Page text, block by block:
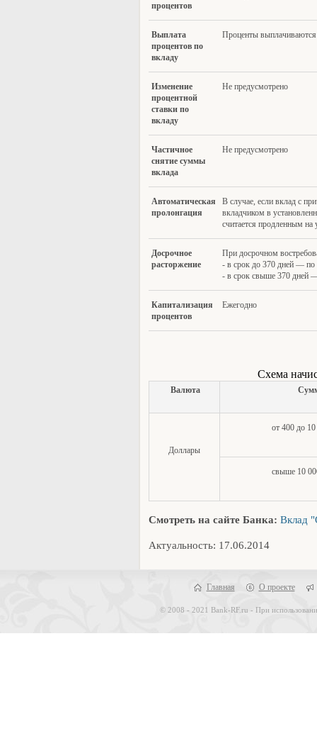
процентов
Выплата
процентов по
вкладу
Проценты
Изменение
процентной
ставки по
вкладу
Не предусмотрено
Частичное
снятие суммы
вклада
Не предусмотрено
Автоматическая
пролонгация
В случае, если вклад с
вкладчиком в
считается продленным на
Досрочное
расторжение
При досрочном
- в срок до 370 дней — по
- в срок свыше 370 дней
Капитализация
процентов
Ежегодно
Схема
Валюта
Доллары
от 400 до
свыше 10
Смотреть на сайте Банка: Вклад
Актуальность: 17.06.2014
Главная О проекте
© 2008 - 2021 Bank-RF.ru - При